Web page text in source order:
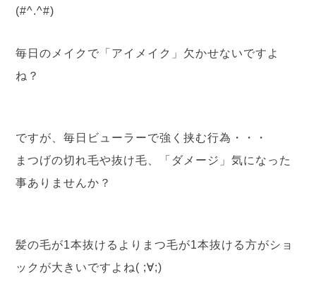
(#^.^#)
毎日のメイクで「アイメイク」欠かせないですよ
ね？
ですが、毎日ビューラーで強く挟む行為・・・
まつげの切れ毛や抜け毛、「ダメージ」気になった
事ありませんか？
髪の毛が1本抜けるよりまつ毛が1本抜ける方がショ
ックが大きいですよね( ;∀;)